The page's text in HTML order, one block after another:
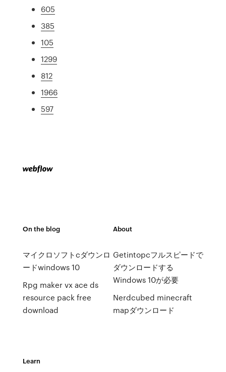
605
385
105
1299
812
1966
597
On the blog
マイクロソフトcダウンロ
ードwindows 10
Rpg maker vx ace ds
resource pack free
download
About
Getintopcフルスピードで
ダウンロードする
Windows 10が必要
Nerdcubed minecraft
mapダウンロード
Learn